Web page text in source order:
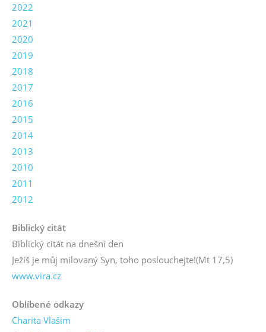
2022
2021
2020
2019
2018
2017
2016
2015
2014
2013
2010
2011
2012
Biblický citát
Biblický citát na dnešní den
Ježíš je můj milovaný Syn, toho poslouchejte!(Mt 17,5)
www.vira.cz
Oblíbené odkazy
Charita Vlašim